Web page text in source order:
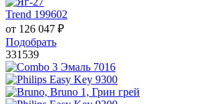
Trend 199602
от 126 047 ₽
Подобрать
331539